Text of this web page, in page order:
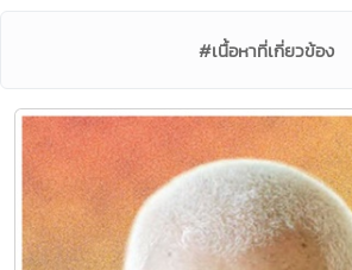
#เนื้อหาที่เกี่ยวข้อง